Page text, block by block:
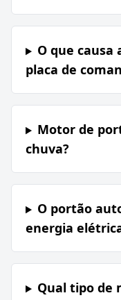
O que causa
placa de
Motor de
chuva?
O portão
energia
Qual tipo de